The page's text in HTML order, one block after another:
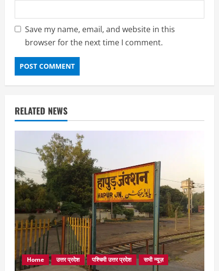
Save my name, email, and website in this
browser for the next time I comment.
RELATED NEWS
Home उत्तर प्रदेश पश्चिमी उत्तर प्रदेश सभी न्यूज़